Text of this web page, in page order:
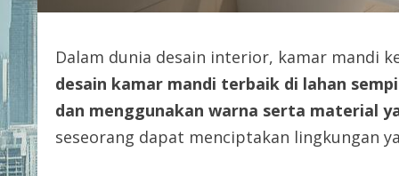
Dalam dunia desain interior, kamar mandi
desain kamar mandi terbaik di lahan
dan menggunakan warna serta material
seseorang dapat menciptakan lingkungan